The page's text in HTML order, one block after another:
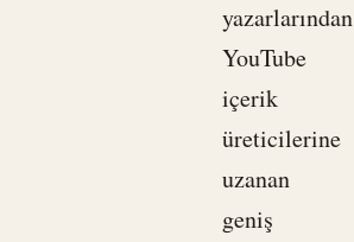
yazarlarından
YouTube
içerik
üreticilerine
uzanan
geniş